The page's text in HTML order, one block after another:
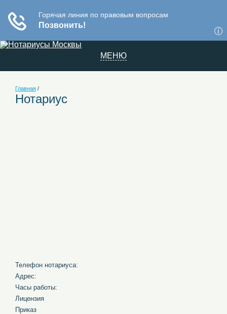
МЕНЮ
Главная /
Нотариус
Телефон нотариуса:
Адрес:
Часы работы:
Лицензия
Приказ